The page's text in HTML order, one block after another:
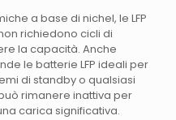
a base di nichel, le LFP
richiedono cicli di
la capacità. Anche
le batterie LFP ideali per
di standby o qualsiasi
rimanere inattiva per
carica significativa.